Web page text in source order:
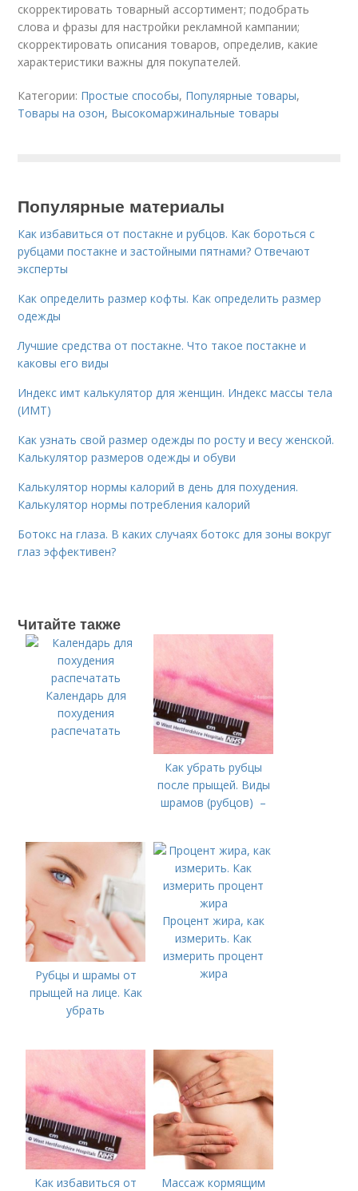
скорректировать товарный ассортимент; подобрать
слова и фразы для настройки рекламной кампании;
скорректировать описания товаров, определив, какие
характеристики важны для покупателей.
Категории: Простые способы, Популярные товары,
Товары на озон, Высокомаржинальные товары
Популярные материалы
Как избавиться от постакне и рубцов. Как бороться с
рубцами постакне и застойными пятнами? Отвечают
эксперты
Как определить размер кофты. Как определить размер
одежды
Лучшие средства от постакне. Что такое постакне и
каковы его виды
Индекс имт калькулятор для женщин. Индекс массы тела
(ИМТ)
Как узнать свой размер одежды по росту и весу женской.
Калькулятор размеров одежды и обуви
Калькулятор нормы калорий в день для похудения.
Калькулятор нормы потребления калорий
Ботокс на глаза. В каких случаях ботокс для зоны вокруг
глаз эффективен?
Читайте также
Календарь для
похудения
распечатать
Как убрать рубцы
после прыщей. Виды
шрамов (рубцов) –
Рубцы и шрамы от
прыщей на лице. Как
убрать
Процент жира, как
измерить. Как
измерить процент
жира
Как избавиться от
Массаж кормящим